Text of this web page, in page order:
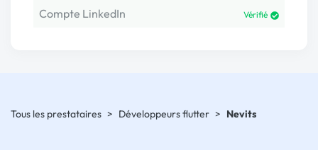
Compte LinkedIn Vérifié
Tous les prestataires > Développeurs flutter > Nevits